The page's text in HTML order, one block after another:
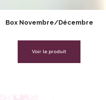
Box Novembre/Décembre
Voir le produit